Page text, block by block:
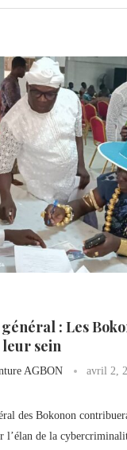
: Les
sein
AGBON avril 2,
des Bokonon
l’élan de la